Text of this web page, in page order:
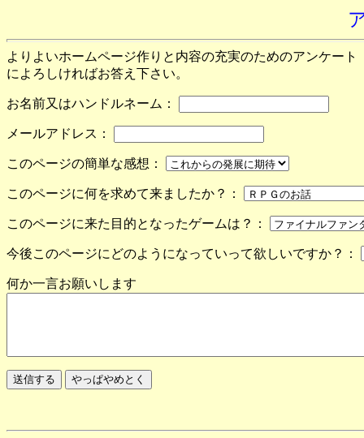
よりよいホームページ作りと内容の充実のためのアンケート
によろしければお答え下さい。
お名前又はハンドルネーム：
メールアドレス：
このページの簡単な感想：
このページに何を求めて来ましたか？：
このページに来た目的となったゲームは？：
今後このページにどのようになっていって欲しいですか？：
何か一言お願いします